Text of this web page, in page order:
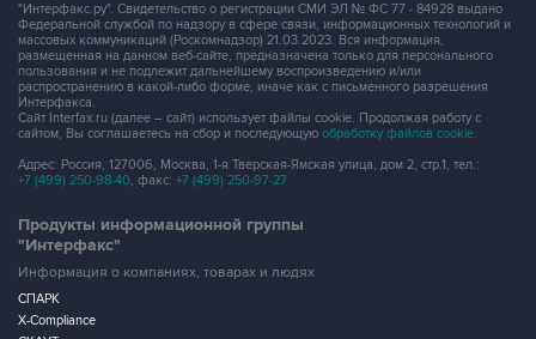
"Интерфакс.ру". Свидетельство о регистрации СМИ ЭЛ № ФС 77 - 84928 выдано
Федеральной службой по надзору в сфере связи, информационных технологий и
массовых коммуникаций (Роскомнадзор) 21.03.2023. Вся информация,
размещенная на данном веб-сайте, предназначена только для персонального
пользования и не подлежит дальнейшему воспроизведению и/или
распространению в какой-либо форме, иначе как с письменного разрешения
Интерфакса.
Сайт Interfax.ru (далее – сайт) использует файлы cookie. Продолжая работу с
сайтом, Вы соглашаетесь на сбор и последующую обработку файлов cookie.
Адрес: Россия, 127006, Москва, 1-я Тверская-Ямская улица, дом 2, стр.1, тел.:
+7 (499) 250-98-40, факс: +7 (499) 250-97-27
Продукты информационной группы
"Интерфакс"
Информация о компаниях, товарах и людях
СПАРК
X-Compliance